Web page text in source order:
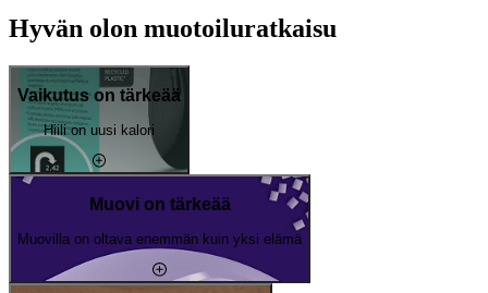
Hyvän olon muotoiluratkaisu
Vaikutus on tärkeää
Hiili on uusi kalori
Muovi on tärkeää
Muovilla on oltava enemmän kuin yksi elämä